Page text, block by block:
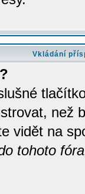
Vkládání
než
vidět na
tohoto